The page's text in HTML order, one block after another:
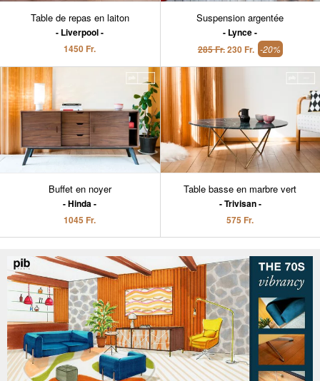
Table de repas en laiton
Liverpool
1450 Fr.
Suspension argentée
Lynce
285 Fr.230 Fr. -20%
Buffet en noyer
Hinda
1045 Fr.
Table basse en marbre vert
Trivisan
575 Fr.